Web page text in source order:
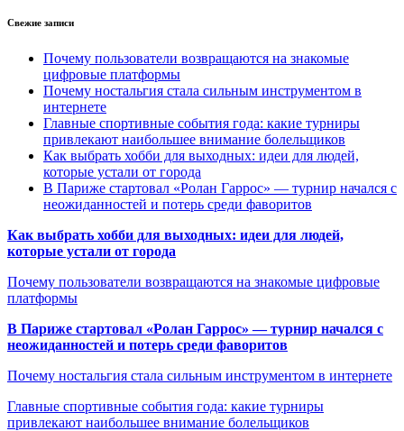
Свежие записи
Почему пользователи возвращаются на знакомые
цифровые платформы
Почему ностальгия стала сильным инструментом в
интернете
Главные спортивные события года: какие турниры
привлекают наибольшее внимание болельщиков
Как выбрать хобби для выходных: идеи для людей,
которые устали от города
В Париже стартовал «Ролан Гаррос» — турнир начался с
неожиданностей и потерь среди фаворитов
Как выбрать хобби для выходных: идеи для людей,
которые устали от города
Почему пользователи возвращаются на знакомые цифровые
платформы
В Париже стартовал «Ролан Гаррос» — турнир начался с
неожиданностей и потерь среди фаворитов
Почему ностальгия стала сильным инструментом в интернете
Главные спортивные события года: какие турниры
привлекают наибольшее внимание болельщиков